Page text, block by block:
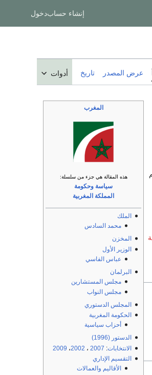
إنشاء حسابدخول
عرض المصدر تاريخ أدوات
المغرب
هذه المقالة هي جزء من سلسلة:
سياسة وحكومة
المملكة المغربية
الملك
محمد السادس
المخزن
الوزير الأول
عباس الفاسي
البرلمان
مجلس المستشارين
مجلس النواب
المجلس الدستوري
الحكومة المغربية
أحزاب سياسية
الدستور (1996)
الانتخابات:
2007 ، 2002، 2009
التقسيم الإداري
الأقاليم والعمالات